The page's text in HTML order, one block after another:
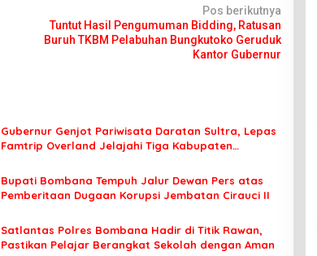
Pos berikutnya
Tuntut Hasil Pengumuman Bidding, Ratusan
Buruh TKBM Pelabuhan Bungkutoko Geruduk
Kantor Gubernur
Gubernur Genjot Pariwisata Daratan Sultra, Lepas
Famtrip Overland Jelajahi Tiga Kabupaten
Bupati Bombana Tempuh Jalur Dewan Pers atas
Pemberitaan Dugaan Korupsi Jembatan Cirauci II
Satlantas Polres Bombana Hadir di Titik Rawan,
Pastikan Pelajar Berangkat Sekolah dengan Aman